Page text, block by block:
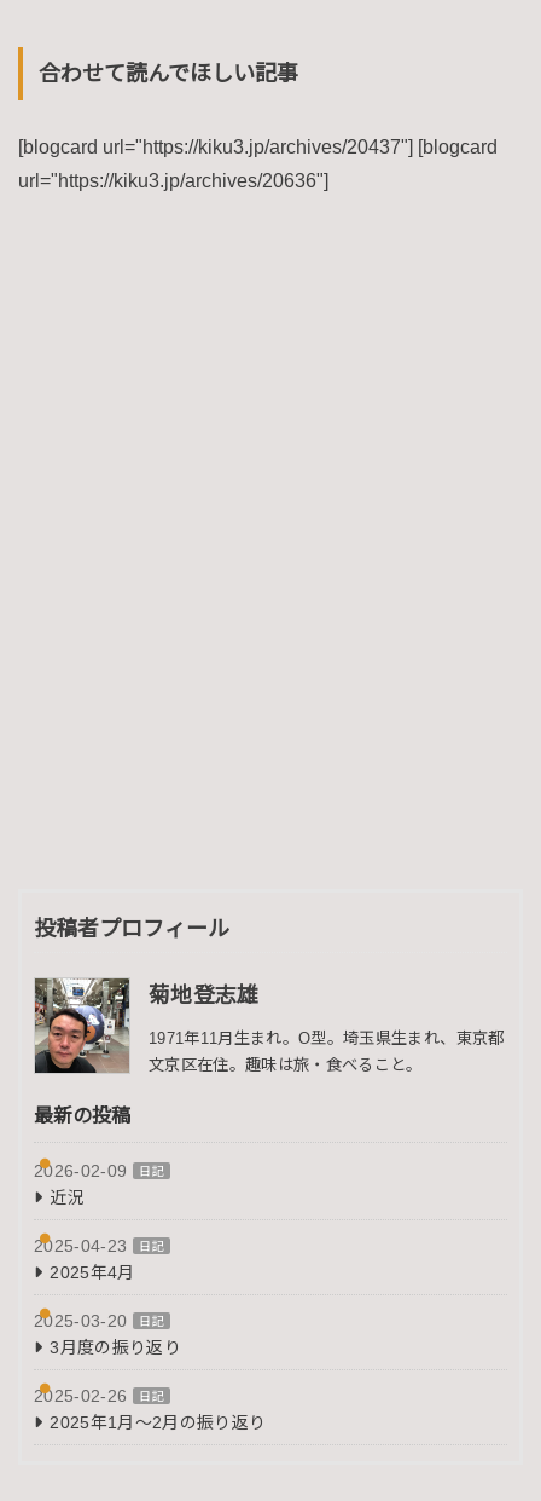
合わせて読んでほしい記事
[blogcard url="https://kiku3.jp/archives/20437"] [blogcard
url="https://kiku3.jp/archives/20636"]
投稿者プロフィール
菊地登志雄
1971年11月生まれ。O型。埼玉県生まれ、東京都
文京区在住。趣味は旅・食べること。
最新の投稿
2026-02-09 日記
近況
2025-04-23 日記
2025年4月
2025-03-20 日記
3月度の振り返り
2025-02-26 日記
2025年1月～2月の振り返り